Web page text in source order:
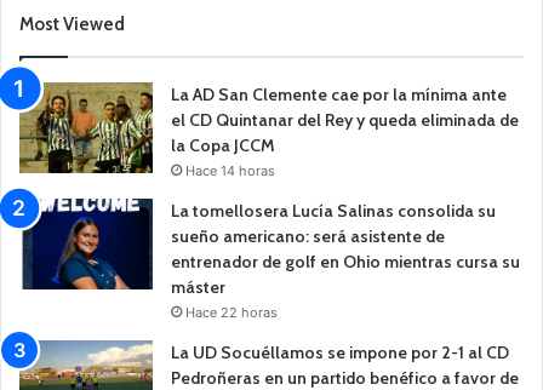
Most Viewed
La AD San Clemente cae por la mínima ante
el CD Quintanar del Rey y queda eliminada de
la Copa JCCM
Hace 14 horas
La tomellosera Lucía Salinas consolida su
sueño americano: será asistente de
entrenador de golf en Ohio mientras cursa su
máster
Hace 22 horas
La UD Socuéllamos se impone por 2-1 al CD
Pedroñeras en un partido benéfico a favor de